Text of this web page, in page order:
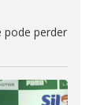
pode perder